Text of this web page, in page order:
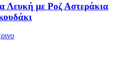
Λευκή με Ροζ Αστεράκια